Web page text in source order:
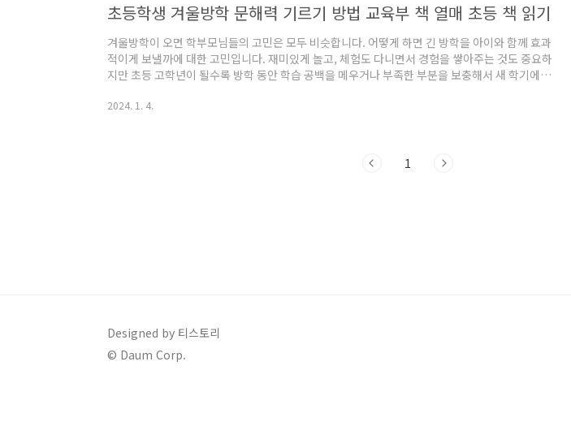
초등학생 겨울방학 문해력 기르기 방법 교육부 책 열매 초등 책 읽기
겨울방학이 오면 학부모님들의 고민은 모두 비슷합니다. 어떻게 하면 긴 방학을 아이와 함께 효과
적이게 보낼까에 대한 고민입니다. 재미있게 놀고, 체험도 다니면서 경험을 쌓아주는 것도 중요하
지만 초등 고학년이 될수록 방학 동안 학습 공백을 메우거나 부족한 부분을 보충해서 새 학기에는
방학에는 꼭 이것 한 가지라도 해야지라고 생각하신다면 부족한 문해력 기르기에 초점을 맞춰 보
2024. 1. 4.
1
Designed by 티스토리
© Daum Corp.